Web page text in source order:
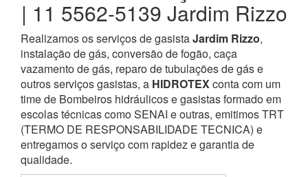
| 11 5562-5139 Jardim Rizzo
Realizamos os serviços de gasistaJardim Rizzo,
instalação de gás, conversão de fogão, caça
vazamento de gás, reparo de tubulações de gás e
outros serviços gasistas, a HIDROTEXconta com um
time de Bombeiros hidráulicos e gasistas formado em
escolas técnicas como SENAI e outras, emitimos TRT
(TERMO DE RESPONSABILIDADE TECNICA) e
entregamos o serviço com rapidez e garantia de
qualidade.